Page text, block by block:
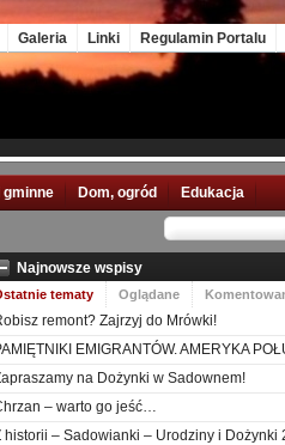
Galeria Linki Regulamin Portalu
gminne Dom, ogród Edukacja
Najnowsze wspisy
tematy Oglądane
remont? Zajrzyj do Mrówki!
EMIGRANTÓW. AMERYKA
na Dożynki w Sadownem!
– warto go jeść…
historii – Sadowianki – Urodziny i Dożynki